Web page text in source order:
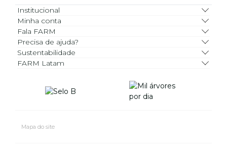
Institucional
Minha conta
Fala FARM
Precisa de ajuda?
Sustentabilidade
FARM Latam
Mapa do site